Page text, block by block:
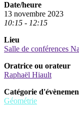
Date/heure
13 novembre 2023
10:15 - 12:15
Lieu
Salle de conférences
Oratrice ou orateur
Raphaël Hiault
Catégorie
Géométrie